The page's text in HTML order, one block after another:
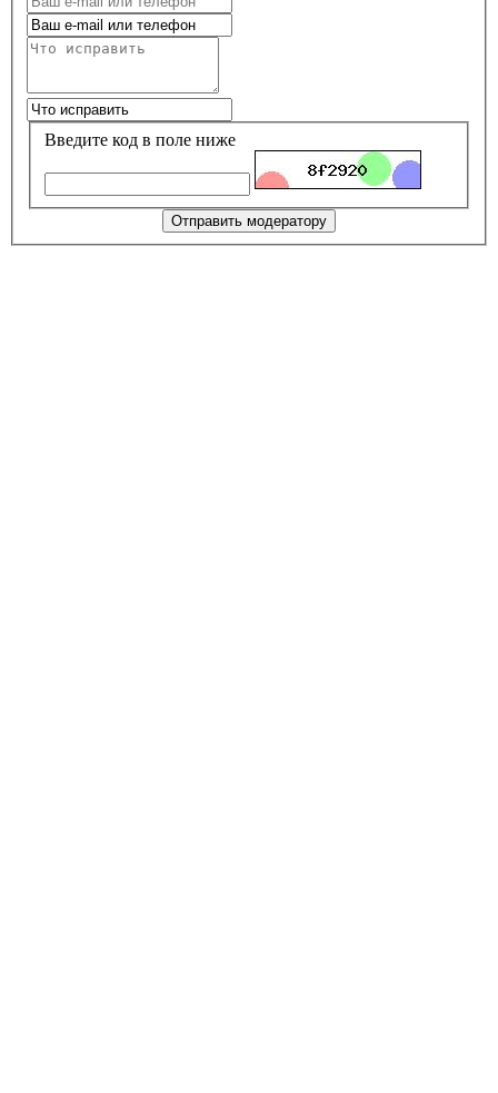
Введите код в поле ниже
Отправить модератору